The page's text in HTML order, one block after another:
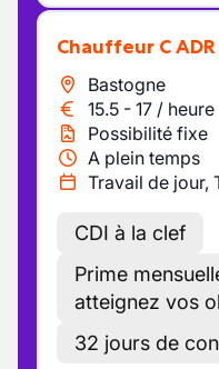
Chauffeur C ADR
Bastogne
15.5 - 17 / heure
Possibilité fixe
A plein temps
Travail de jour,
CDI à la clef
Prime
atteignez vos
32 jours de